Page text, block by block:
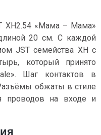
XH2.54 «Мама – Мама»
20 см. С каждой
JST семейства XH c
который принято
Шаг контактов в
обжаты в стиле
проводов на входе и